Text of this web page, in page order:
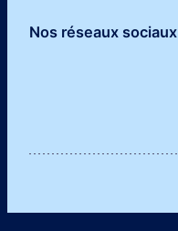
Nos réseaux sociaux